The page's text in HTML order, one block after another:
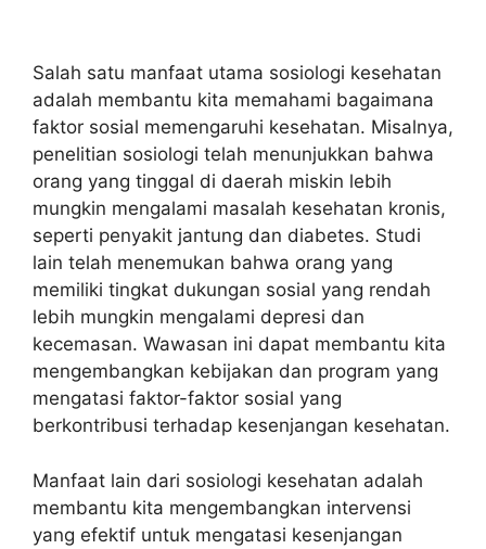
Salah satu manfaat utama sosiologi kesehatan
adalah membantu kita memahami bagaimana
faktor sosial memengaruhi kesehatan. Misalnya,
penelitian sosiologi telah menunjukkan bahwa
orang yang tinggal di daerah miskin lebih
mungkin mengalami masalah kesehatan kronis,
seperti penyakit jantung dan diabetes. Studi
lain telah menemukan bahwa orang yang
memiliki tingkat dukungan sosial yang rendah
lebih mungkin mengalami depresi dan
kecemasan. Wawasan ini dapat membantu kita
mengembangkan kebijakan dan program yang
mengatasi faktor-faktor sosial yang
berkontribusi terhadap kesenjangan kesehatan.
Manfaat lain dari sosiologi kesehatan adalah
membantu kita mengembangkan intervensi
yang efektif untuk mengatasi kesenjangan